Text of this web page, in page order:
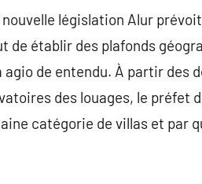
législation Alur
de établir des plafonds
de entendu. À partir des
des louages, le préfet
catégorie de villas et par